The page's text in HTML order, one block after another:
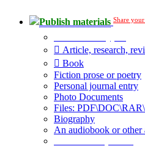
Publish materials Share
Article, research,
Book
Fiction prose or poetry
Personal journal entry
Photo Documents
Files:
Biography
An audiobook or other